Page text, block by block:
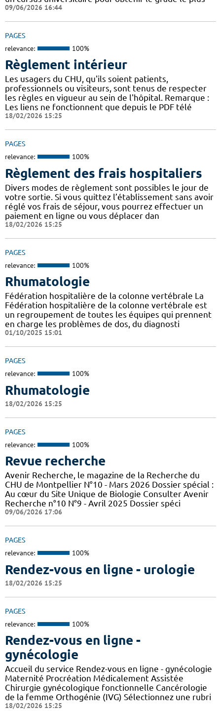
09/06/2026 16:44
PAGES
relevance: 100%
Règlement intérieur
Les usagers du CHU, qu'ils soient patients,
professionnels ou visiteurs, sont tenus de respecter
les règles en vigueur au sein de l'hôpital. Remarque :
Les liens ne fonctionnent que depuis le PDF télé
18/02/2026 15:25
PAGES
relevance: 100%
Règlement des frais hospitaliers
Divers modes de règlement sont possibles le jour de
votre sortie. Si vous quittez l’établissement sans avoir
réglé vos frais de séjour, vous pourrez effectuer un
paiement en ligne ou vous déplacer dan
18/02/2026 15:25
PAGES
relevance: 100%
Rhumatologie
Fédération hospitalière de la colonne vertébrale La
Fédération hospitalière de la colonne vertébrale est
un regroupement de toutes les équipes qui prennent
en charge les problèmes de dos, du diagnosti
01/10/2025 15:01
PAGES
relevance: 100%
Rhumatologie
18/02/2026 15:25
PAGES
relevance: 100%
Revue recherche
Avenir Recherche, le magazine de la Recherche du
CHU de Montpellier N°10 - Mars 2026 Dossier spécial :
Au cœur du Site Unique de Biologie Consulter Avenir
Recherche n°10 N°9 - Avril 2025 Dossier spéci
09/06/2026 17:06
PAGES
relevance: 100%
Rendez-vous en ligne - urologie
18/02/2026 15:25
PAGES
relevance: 100%
Rendez-vous en ligne -
gynécologie
Accueil du service Rendez-vous en ligne - gynécologie
Maternité Procréation Médicalement Assistée
Chirurgie gynécologique fonctionnelle Cancérologie
de la femme Orthogénie (IVG) Sélectionnez une rubri
18/02/2026 15:25